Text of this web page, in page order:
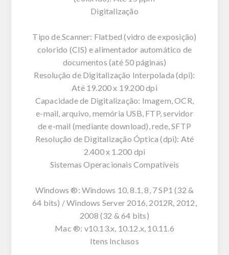
Digitalização
Tipo de Scanner: Flatbed (vidro de exposição)
colorido (CIS) e alimentador automático de
documentos (até 50 páginas)
Resolução de Digitalização Interpolada (dpi):
Até 19.200 x 19.200 dpi
Capacidade de Digitalização: Imagem, OCR,
e-mail, arquivo, memória USB, FTP, servidor
de e-mail (mediante download), rede, SFTP
Resolução de Digitalização Óptica (dpi): Até
2.400 x 1.200 dpi
Sistemas Operacionais Compatíveis
Windows ®: Windows 10, 8.1, 8, 7 SP1 (32 &
64 bits) / Windows Server 2016, 2012R, 2012,
2008 (32 & 64 bits)
Mac ®: v10.13.x, 10.12.x, 10.11.6
Itens Inclusos